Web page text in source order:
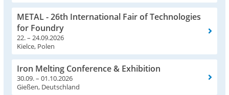
METAL - 26th International Fair of Technologies
for Foundry
22. – 24.09.2026
Kielce, Polen
Iron Melting Conference & Exhibition
30.09. – 01.10.2026
Gießen, Deutschland